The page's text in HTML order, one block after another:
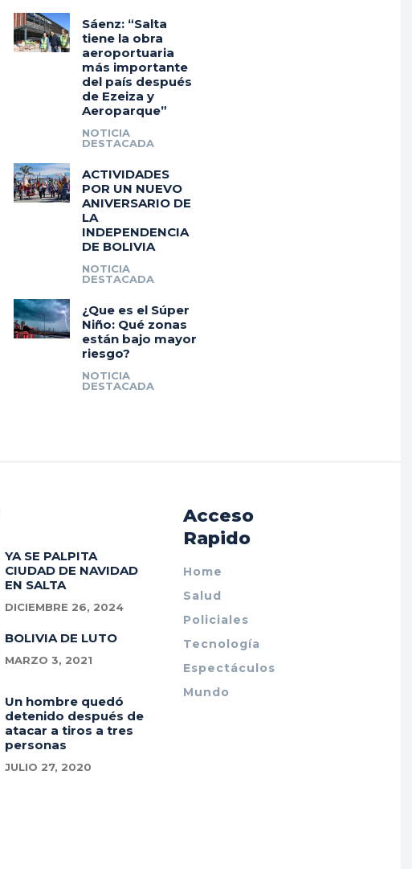
Sáenz: “Salta
tiene la obra
aeroportuaria
más importante
del país después
de Ezeiza y
Aeroparque”
NOTICIA
DESTACADA
ACTIVIDADES
POR UN NUEVO
ANIVERSARIO DE
LA
INDEPENDENCIA
DE BOLIVIA
NOTICIA
DESTACADA
¿Que es el Súper
Niño: Qué zonas
están bajo mayor
riesgo?
NOTICIA
DESTACADA
YA SE PALPITA
CIUDAD DE NAVIDAD
EN SALTA
DICIEMBRE 26, 2024
BOLIVIA DE LUTO
MARZO 3, 2021
Un hombre quedó
detenido después de
atacar a tiros a tres
personas
JULIO 27, 2020
Acceso
Rapido
Home
Salud
Policiales
Tecnología
Espectáculos
Mundo